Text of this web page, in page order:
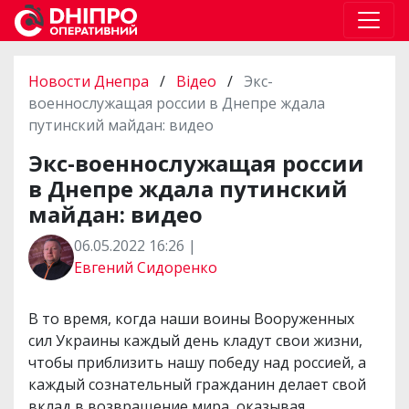
Новости Днепра / Відео / Экс-
военнослужащая россии в Днепре ждала
путинский майдан: видео
Экс-военнослужащая россии
в Днепре ждала путинский
майдан: видео
06.05.2022 16:26 |
Евгений Сидоренко
В то время, когда наши воины Вооруженных
сил Украины каждый день кладут свои жизни,
чтобы приблизить нашу победу над россией, а
каждый сознательный гражданин делает свой